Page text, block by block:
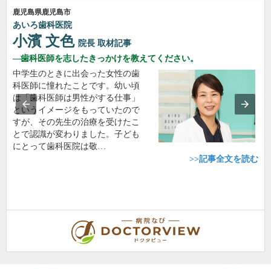
鹿児島県鹿児島市
あいろ歯科医院
小濱 文色 院長 取材記事
歯科医師を志したきっかけを教えてください。
中学生のときに出会った女性の歯
科医師に憧れたことです。幼い頃
は「歯科医師は男性がする仕事」
というイメージをもっていたので
すが、その先生の治療を受けたこ
とで認識が変わりました。子ども
にとって歯科医院は敬…
>>記事全文を読む